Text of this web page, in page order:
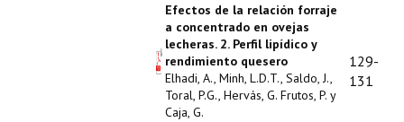
Efectos de la relación forraje
a concentrado en ovejas
lecheras. 2. Perfil lipídico y
rendimiento quesero
Elhadi, A., Minh, L.D.T., Saldo, J.,
Toral, P.G., Hervás, G. Frutos, P. y
Caja, G.
129-
131